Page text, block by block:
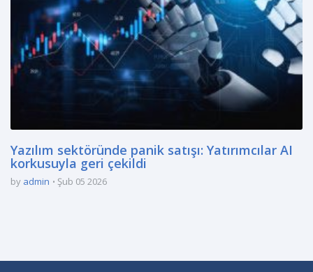
Yazılım sektöründe panik satışı: Yatırımcılar AI
korkusuyla geri çekildi
by admin Şub 05 2026